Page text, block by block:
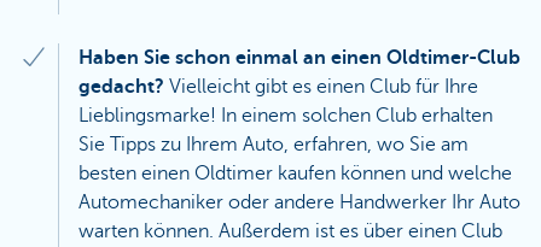
Haben Sie schon einmal an einen Oldtimer-Club
gedacht? Vielleicht gibt es einen Club für Ihre
Lieblingsmarke! In einem solchen Club erhalten
Sie Tipps zu Ihrem Auto, erfahren, wo Sie am
besten einen Oldtimer kaufen können und welche
Automechaniker oder andere Handwerker Ihr Auto
warten können. Außerdem ist es über einen Club